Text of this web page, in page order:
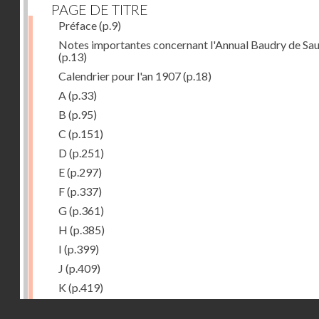
PAGE DE TITRE
Préface(p.9)
Notes importantes concernant l'Annual Baudry de
(p.13)
Calendrier pour l'an 1907(p.18)
A (p.33)
B (p.95)
C (p.151)
D (p.251)
E(p.297)
F(p.337)
G(p.361)
H (p.385)
I (p.399)
J (p.409)
K (p.419)